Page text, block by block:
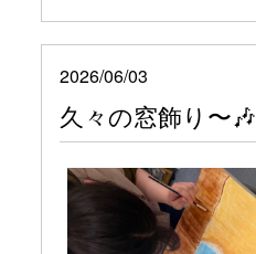
2026/06/03
久々の窓飾り〜🎶